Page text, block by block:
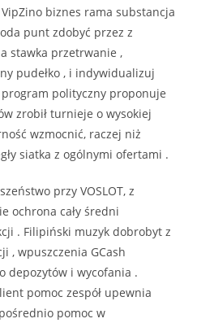
biznes rama substancja
punt zdobyć przez z
stawka przetrwanie ,
pudełko , i indywidualizuj
polityczny proponuje
zrobił turnieje o wysokiej
wzmocnić, raczej niż
siatka z ogólnymi ofertami .
przy VOSLOT, z
ochrona cały średni
. Filipiński muzyk dobrobyt z
, wpuszczenia GCash
depozytów i wycofania .
pomoc zespół upewnia
pomoc w